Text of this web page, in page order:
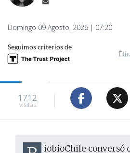
Domingo 09 Agosto, 2026 | 07:20
Seguimos criterios de
1712
visitas